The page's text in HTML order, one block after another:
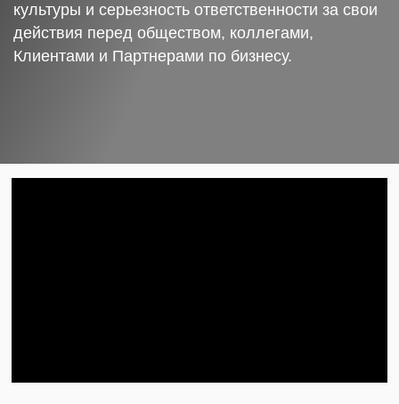
культуры и серьезность ответственности за свои
действия перед обществом, коллегами,
Клиентами и Партнерами по бизнесу.